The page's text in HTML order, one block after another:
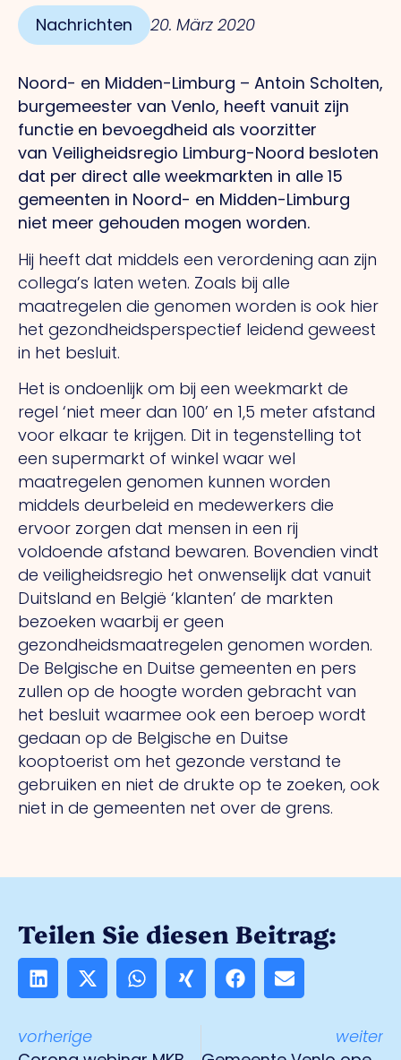
Nachrichten 20. März 2020
Noord- en Midden-Limburg – Antoin Scholten,
burgemeester van Venlo, heeft vanuit zijn
functie en bevoegdheid als voorzitter
van Veiligheidsregio Limburg-Noord besloten
dat per direct alle weekmarkten in alle 15
gemeenten in Noord- en Midden-Limburg
niet meer gehouden mogen worden.
Hij heeft dat middels een verordening aan zijn
collega’s laten weten. Zoals bij alle
maatregelen die genomen worden is ook hier
het gezondheidsperspectief leidend geweest
in het besluit.
Het is ondoenlijk om bij een weekmarkt de
regel ‘niet meer dan 100’ en 1,5 meter afstand
voor elkaar te krijgen. Dit in tegenstelling tot
een supermarkt of winkel waar wel
maatregelen genomen kunnen worden
middels deurbeleid en medewerkers die
ervoor zorgen dat mensen in een rij
voldoende afstand bewaren. Bovendien vindt
de veiligheidsregio het onwenselijk dat vanuit
Duitsland en België ‘klanten’ de markten
bezoeken waarbij er geen
gezondheidsmaatregelen genomen worden.
De Belgische en Duitse gemeenten en pers
zullen op de hoogte worden gebracht van
het besluit waarmee ook een beroep wordt
gedaan op de Belgische en Duitse
kooptoerist om het gezonde verstand te
gebruiken en niet de drukte op te zoeken, ook
niet in de gemeenten net over de grens.
Teilen Sie diesen Beitrag:
vorherige
weiter